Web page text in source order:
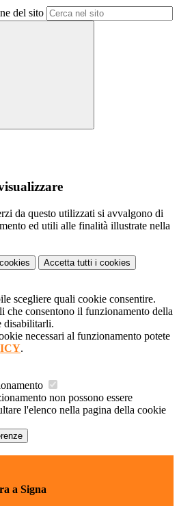
del sito
da questo utilizzati si avvalgono di
ed utili alle finalità illustrate nella
Accetta tutti i cookies
scegliere quali cookie consentire.
che consentono il funzionamento della
disabilitarli.
necessari al funzionamento potete
.
non possono essere
l'elenco nella pagina della cookie
a Signa